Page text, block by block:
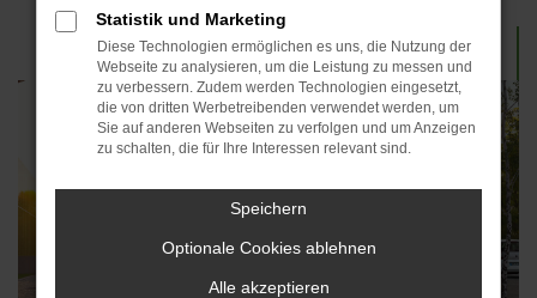
ZUKUNFT AUS?
Statistik und Marketing
Diese Technologien ermöglichen es uns, die Nutzung der
Webseite zu analysieren, um die Leistung zu messen und
zu verbessern. Zudem werden Technologien eingesetzt,
die von dritten Werbetreibenden verwendet werden, um
Sie auf anderen Webseiten zu verfolgen und um Anzeigen
zu schalten, die für Ihre Interessen relevant sind.
Speichern
Optionale Cookies ablehnen
Alle akzeptieren